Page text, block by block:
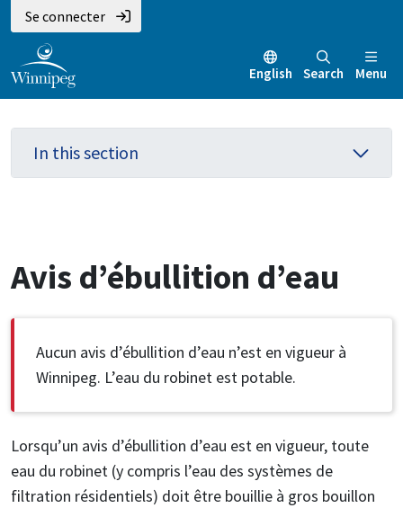
Aller
au
contenu
principal
Skip
to
main
menu
Skip
to
footer
Se connecter
English Search Menu
In this section
Avis d’ébullition d’eau
Aucun avis d’ébullition d’eau n’est en vigueur à
Winnipeg. L’eau du robinet est potable.
Lorsqu’un avis d’ébullition d’eau est en vigueur, toute
eau du robinet (y compris l’eau des systèmes de
filtration résidentiels) doit être bouillie à gros bouillon